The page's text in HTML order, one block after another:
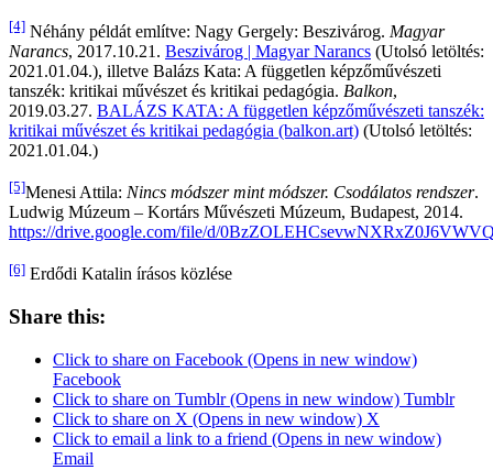
[4] Néhány példát említve: Nagy Gergely: Beszivárog. Magyar
Narancs, 2017.10.21. Beszivárog | Magyar Narancs (Utolsó letöltés:
2021.01.04.), illetve Balázs Kata: A független képzőművészeti
tanszék: kritikai művészet és kritikai pedagógia. Balkon,
2019.03.27. BALÁZS KATA: A független képzőművészeti tanszék:
kritikai művészet és kritikai pedagógia (balkon.art) (Utolsó letöltés:
2021.01.04.)
[5]Menesi Attila: Nincs módszer mint módszer. Csodálatos rendszer.
Ludwig Múzeum – Kortárs Művészeti Múzeum, Budapest, 2014.
https://drive.google.com/file/d/
[6] Erdődi Katalin írásos közlése
Share this:
Click to share on Facebook (Opens in new window)
Facebook
Click to share on Tumblr (Opens in new window) Tumblr
Click to share on X (Opens in new window) X
Click to email a link to a friend (Opens in new window)
Email